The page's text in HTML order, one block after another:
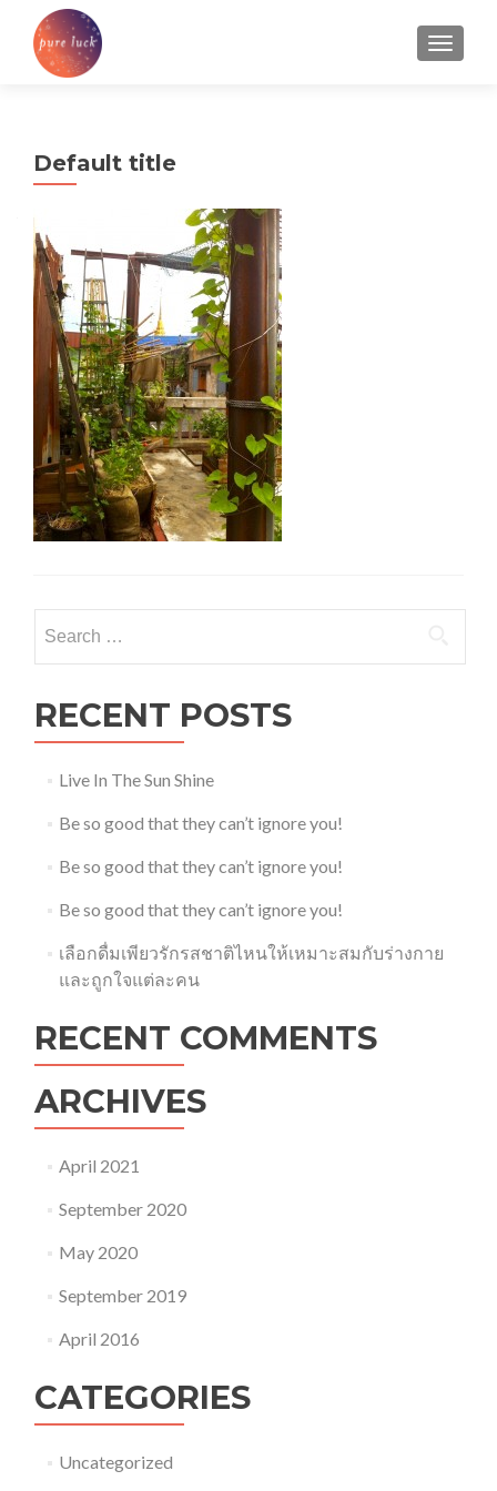
Default title
for:
RECENT POSTS
Live In The Sun Shine
Be so good that they can’t ignore you!
Be so good that they can’t ignore you!
Be so good that they can’t ignore you!
เลือกดื่มเพียวรักรสชาติไหนให้เหมาะสมกับร่างกาย
และถูกใจแต่ละคน
RECENT COMMENTS
ARCHIVES
April 2021
September 2020
May 2020
September 2019
April 2016
CATEGORIES
Uncategorized